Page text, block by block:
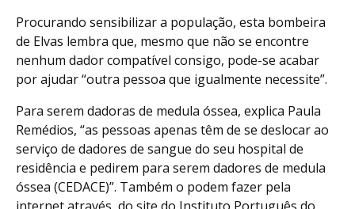
Procurando sensibilizar a população, esta bombeira
de Elvas lembra que, mesmo que não se encontre
nenhum dador compatível consigo, pode-se acabar
por ajudar “outra pessoa que igualmente necessite”.
Para serem dadoras de medula óssea, explica Paula
Remédios, “as pessoas apenas têm de se deslocar ao
serviço de dadores de sangue do seu hospital de
residência e pedirem para serem dadores de medula
óssea (CEDACE)”. Também o podem fazer pela
internet através, do site do Instituto Português do